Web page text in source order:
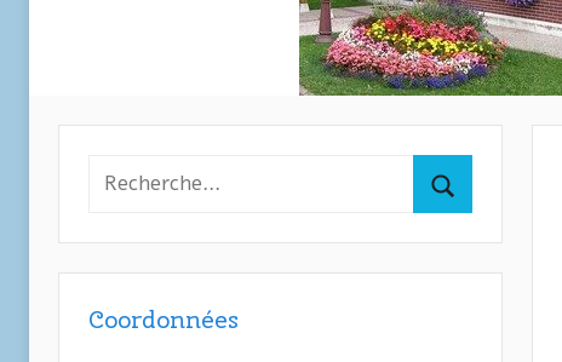
Recherche
:
Coordonnées